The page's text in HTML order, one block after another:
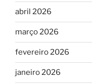
abril 2026
março 2026
fevereiro 2026
janeiro 2026